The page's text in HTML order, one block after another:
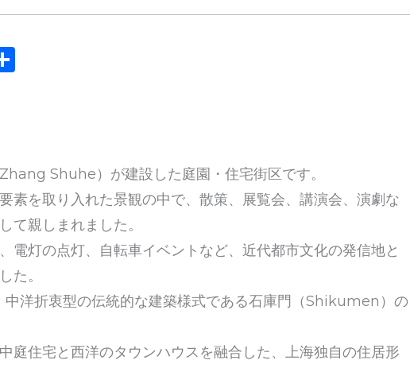
Shuhe）が建設した庭園・住宅街区です。
素を取り入れた景観の中で、散策、展覧会、講演会、演劇な
て親しまれました。
電灯の点灯、自転車イベントなど、近代都市文化の発信地と
た。
中洋折衷型の伝統的な建築様式である石庫門（Shikumen）の
庭住宅と西洋のタウンハウスを融合した、上海独自の住居形